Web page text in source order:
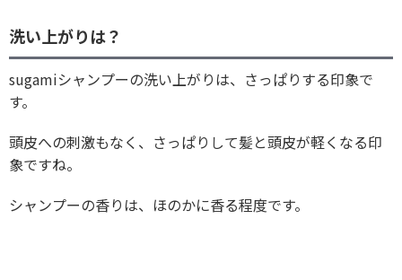
洗い上がりは？
sugamiシャンプーの洗い上がりは、さっぱりする印象で
す。
頭皮への刺激もなく、さっぱりして髪と頭皮が軽くなる印
象ですね。
シャンプーの香りは、ほのかに香る程度です。